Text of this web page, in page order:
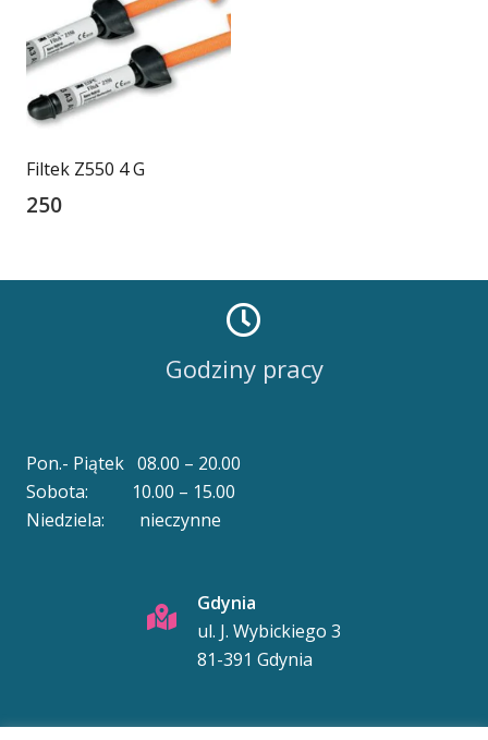
Filtek Z550 4 G
250
Godziny pracy
Pon.- Piątek 08.00 – 20.00
Sobota: 10.00 – 15.00
Niedziela: nieczynne
Gdynia
ul. J. Wybickiego 3
81-391 Gdynia